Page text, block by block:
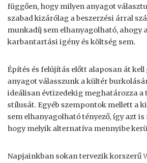
függően, hogy milyen anyagot
szabad kizárólag a beszerzési árral
munkadíj sem elhanyagolható, ahogy
karbantartási igény és költség sem.
Építés és felújítás előtt alaposan át
anyagot válasszunk a kültér
ideálisan évtizedekig meghatározza a
stílusát. Egyéb szempontok mellett a
sem elhanyagolható tényező, így azt is
hogy melyik alternatíva mennyibe
Napjainkban sokan tervezik korszerű